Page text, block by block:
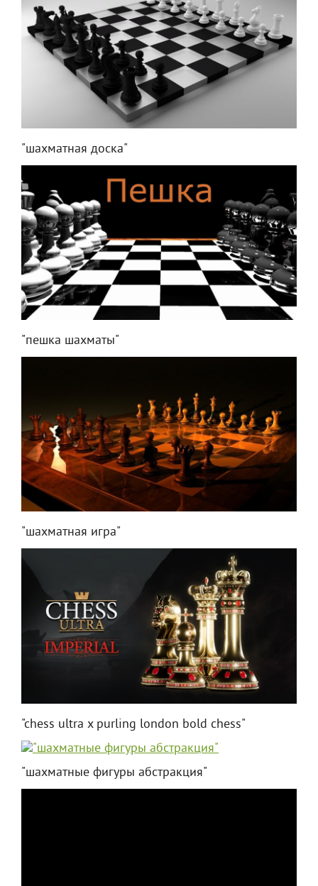
"шахматная доска"
"пешка шахматы"
"шахматная игра"
"chess ultra x purling london bold chess"
"шахматные фигуры абстракция"